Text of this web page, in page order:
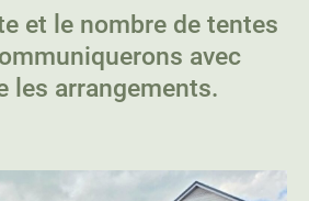
et le nombre de tentes
avec
les arrangements.